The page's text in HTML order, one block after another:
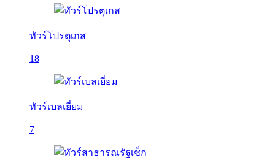
ทัวร์โปรตุเกส
18
ทัวร์เบลเยี่ยม
7